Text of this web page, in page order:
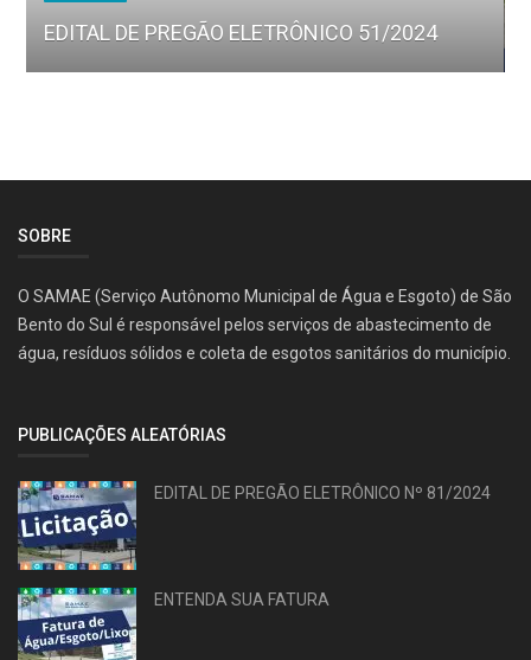
EDITAL DE PREGÃO ELETRÔNICO 51/2024
SOBRE
O SAMAE (Serviço Autônomo Municipal de Água e Esgoto) de São
Bento do Sul é responsável pelos serviços de abastecimento de
água, resíduos sólidos e coleta de esgotos sanitários do município.
PUBLICAÇÕES ALEATÓRIAS
EDITAL DE PREGÃO ELETRÔNICO Nº 81/2024
ENTENDA SUA FATURA